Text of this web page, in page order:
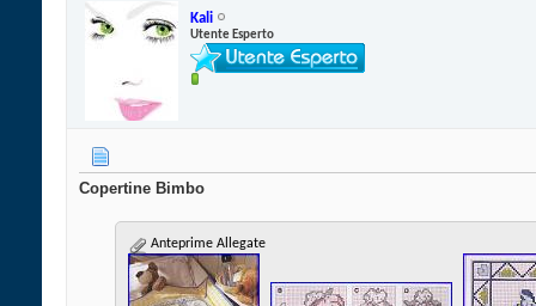
Kali
Utente Esperto
Copertine Bimbo
Anteprime Allegate